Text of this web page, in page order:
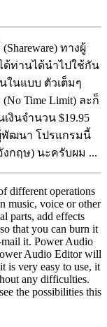
ทางผู้
ได้ท่านได้นำไปใช้กัน
ในแบบ ตัวเต็มๆ
Time Limit) ละก็
งินจำนวน $19.95
พัฒนา โปรแกรมนี้
งกฤษ) นะครับผม ...
different operations
music, voice or other
parts, add effects
that you can burn it
it. Power Audio
Audio Editor will
is very easy to use, it
any difficulties.
the possibilities this